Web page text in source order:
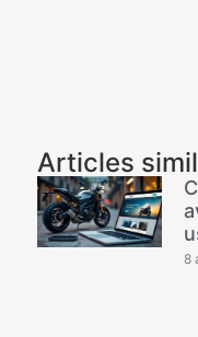
Articles
8